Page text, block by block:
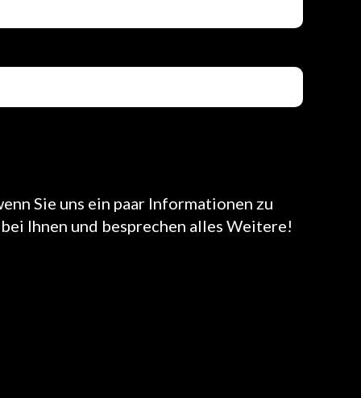
Sie uns ein paar Informationen zu
Ihnen und besprechen alles Weitere!